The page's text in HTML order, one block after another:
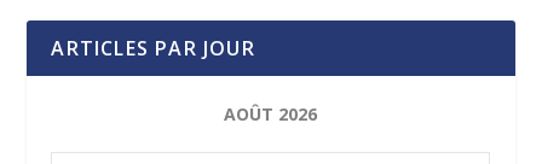
ARTICLES PAR JOUR
AOÛT 2026